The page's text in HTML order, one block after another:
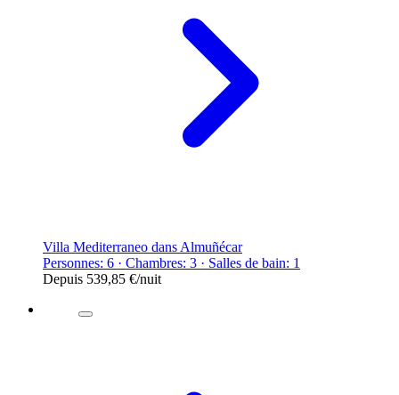
Villa Mediterraneo dans Almuñécar
Personnes: 6 · Chambres: 3 · Salles de bain: 1
Depuis 539,85 €/nuit